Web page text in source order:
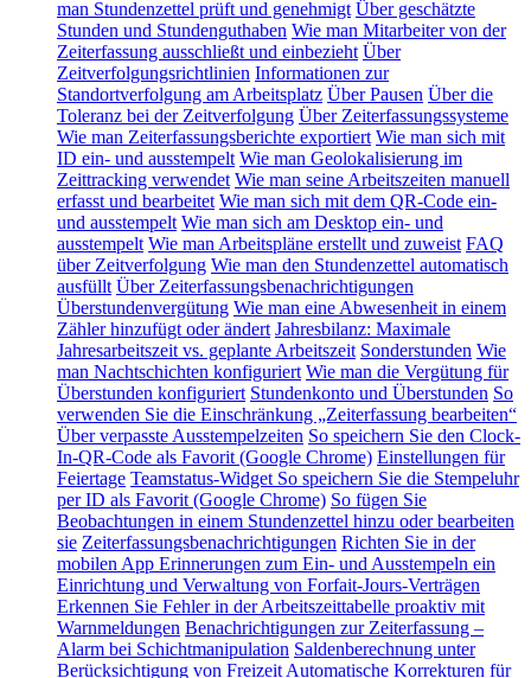
man Stundenzettel prüft und genehmigt Über geschätzte
Stunden und Stundenguthaben Wie man Mitarbeiter von der
Zeiterfassung ausschließt und einbezieht Über
Zeitverfolgungsrichtlinien Informationen zur
Standortverfolgung am Arbeitsplatz Über Pausen Über die
Toleranz bei der Zeitverfolgung Über Zeiterfassungssysteme
Wie man Zeiterfassungsberichte exportiert Wie man sich mit
ID ein- und ausstempelt Wie man Geolokalisierung im
Zeittracking verwendet Wie man seine Arbeitszeiten manuell
erfasst und bearbeitet Wie man sich mit dem QR-Code ein-
und ausstempelt Wie man sich am Desktop ein- und
ausstempelt Wie man Arbeitspläne erstellt und zuweist FAQ
über Zeitverfolgung Wie man den Stundenzettel automatisch
ausfüllt Über Zeiterfassungsbenachrichtigungen
Überstundenvergütung Wie man eine Abwesenheit in einem
Zähler hinzufügt oder ändert Jahresbilanz: Maximale
Jahresarbeitszeit vs. geplante Arbeitszeit Sonderstunden Wie
man Nachtschichten konfiguriert Wie man die Vergütung für
Überstunden konfiguriert Stundenkonto und Überstunden So
verwenden Sie die Einschränkung „Zeiterfassung bearbeiten“
Über verpasste Ausstempelzeiten So speichern Sie den Clock-
In-QR-Code als Favorit (Google Chrome) Einstellungen für
Feiertage Teamstatus-Widget So speichern Sie die Stempeluhr
per ID als Favorit (Google Chrome) So fügen Sie
Beobachtungen in einem Stundenzettel hinzu oder bearbeiten
sie Zeiterfassungsbenachrichtigungen Richten Sie in der
mobilen App Erinnerungen zum Ein- und Ausstempeln ein
Einrichtung und Verwaltung von Forfait-Jours-Verträgen
Erkennen Sie Fehler in der Arbeitszeittabelle proaktiv mit
Warnmeldungen Benachrichtigungen zur Zeiterfassung –
Alarm bei Schichtmanipulation Saldenberechnung unter
Berücksichtigung von Freizeit Automatische Korrekturen für